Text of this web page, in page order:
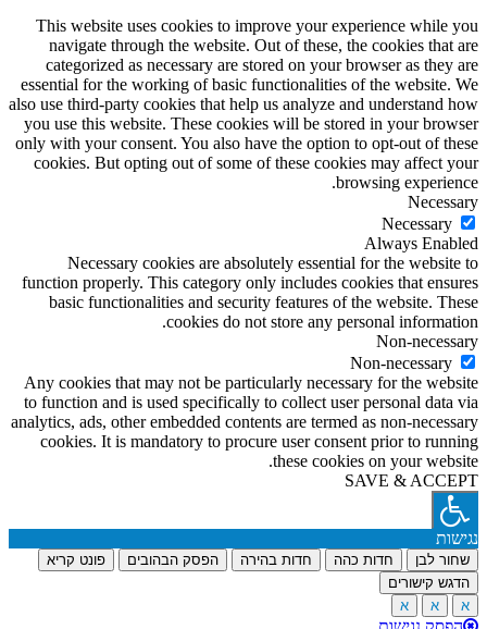
This website uses cookies to improve your experience while you
navigate through the website. Out of these, the cookies that are
categorized as necessary are stored on your browser as they are
essential for the working of basic functionalities of the website. We
also use third-party cookies that help us analyze and understand how
you use this website. These cookies will be stored in your browser
only with your consent. You also have the option to opt-out of these
cookies. But opting out of some of these cookies may affect your
browsing experience.
Necessary
Necessary
Always Enabled
Necessary cookies are absolutely essential for the website to
function properly. This category only includes cookies that ensures
basic functionalities and security features of the website. These
cookies do not store any personal information.
Non-necessary
Non-necessary
Any cookies that may not be particularly necessary for the website
to function and is used specifically to collect user personal data via
analytics, ads, other embedded contents are termed as non-necessary
cookies. It is mandatory to procure user consent prior to running
these cookies on your website.
SAVE & ACCEPT
נגישות
שחור לבן חדות כהה חדות בהירה הפסק הבהובים
פונט קריא
הדגש קישורים
א
א א